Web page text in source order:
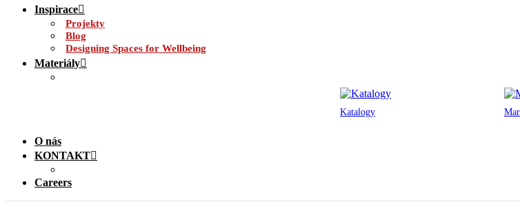
Inspirace
Projekty
Blog
Designing Spaces for Wellbeing
Materiály
Katalogy
O nás
KONTAKT
Careers